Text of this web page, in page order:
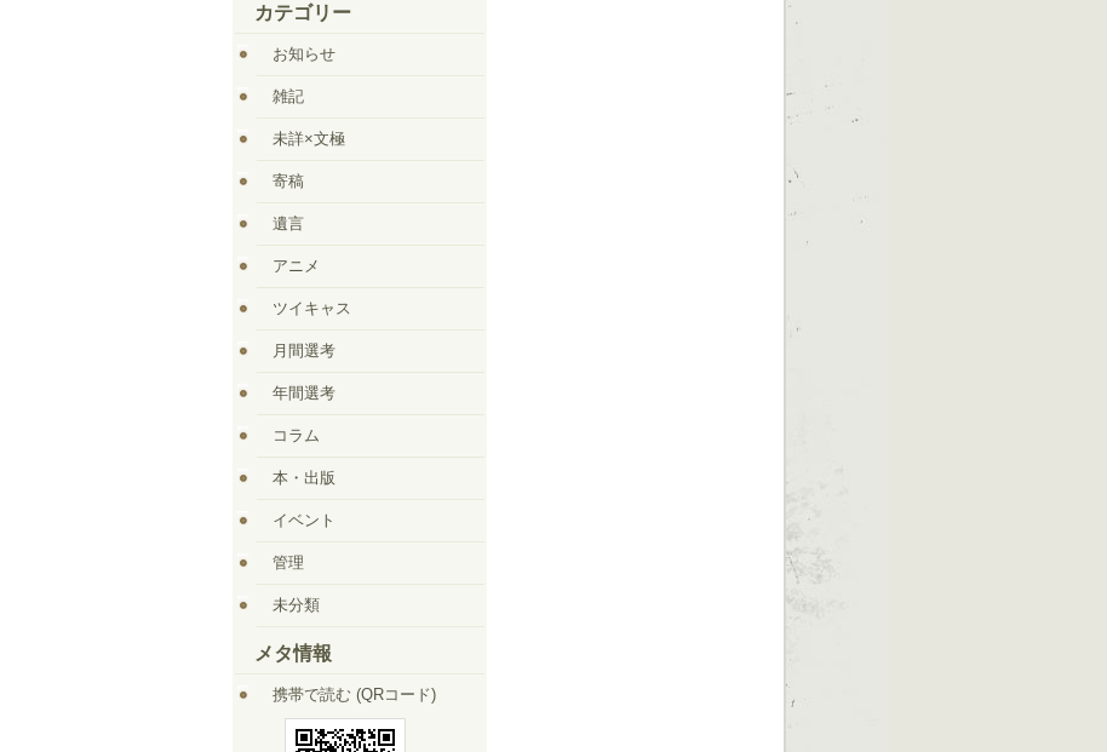
カテゴリー
お知らせ
雑記
未詳×文極
寄稿
遺言
アニメ
ツイキャス
月間選考
年間選考
コラム
本・出版
イベント
管理
未分類
メタ情報
携帯で読む (QRコード)